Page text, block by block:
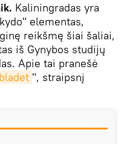
Kaliningradas yra
elementas,
reikšmę šiai šaliai,
iš Gynybos studijų
Apie tai pranešė
", straipsnį